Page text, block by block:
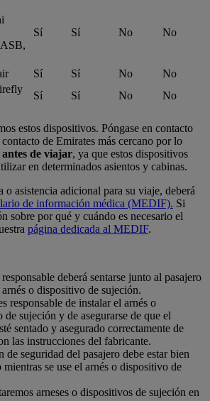
Sí Sí No No
Sí Sí No
No
Sí Sí No No
estos dispositivos. Póngase en contacto
de Emirates más cercano por lo
de viajar, ya que estos dispositivos
en determinados asientos y cabinas.
o asistencia adicional para su viaje, deberá
de información médica (MEDIF). Si
sobre por qué y cuándo es necesario el
página dedicada al MEDIF.
deberá sentarse junto al pasajero
arnés o dispositivo de sujeción.
responsable de instalar el arnés o
de sujeción y de asegurarse de que el
sentado y asegurado correctamente de
las instrucciones del fabricante.
de seguridad del pasajero debe estar bien
mientras se use el arnés o dispositivo de
arneses o dispositivos de sujeción en